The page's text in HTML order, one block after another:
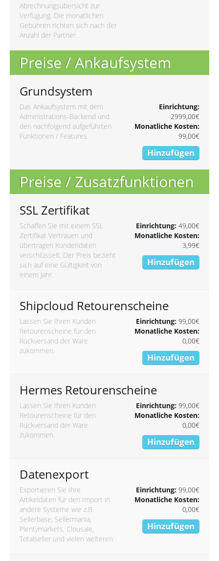
Abrechnungsübersicht zur
Verfügung. Die monatlichen
Gebühren richten sich nach der
Anzahl der Partner.
Preise / Ankaufsystem
Grundsystem
Das Ankaufsystem mit dem
Administrations-Backend und
den nachfolgend aufgeführten
Funktionen / Features
Einrichtung:
2999,00€
Monatliche Kosten:
99,00€
Hinzufügen
Preise / Zusatzfunktionen
SSL Zertifikat
Schaffen Sie mit einem SSL
Zertifikat Vertrauen und
übertragen Kundendaten
verschlüsselt. Der Preis bezieht
sich auf eine Gültigkeit von
einem Jahr.
Einrichtung:49,00€
Monatliche Kosten:
3,99€
Hinzufügen
Shipcloud Retourenscheine
Lassen Sie Ihren Kunden
Retourenscheine für den
Rückversand der Ware
zukommen.
Einrichtung:99,00€
Monatliche Kosten:
0,00€
Hinzufügen
Hermes Retourenscheine
Lassen Sie Ihren Kunden
Retourenscheine für den
Rückversand der Ware
zukommen.
Einrichtung:99,00€
Monatliche Kosten:
0,00€
Hinzufügen
Datenexport
Exportieren Sie Ihre
Artikeldaten für den Import in
andere Systeme wie z.B.
Sellerbase, Sellermania,
Plentymarkets, Clousale,
Totalseller und vielen weiteren
Einrichtung:99,00€
Monatliche Kosten:
0,00€
Hinzufügen